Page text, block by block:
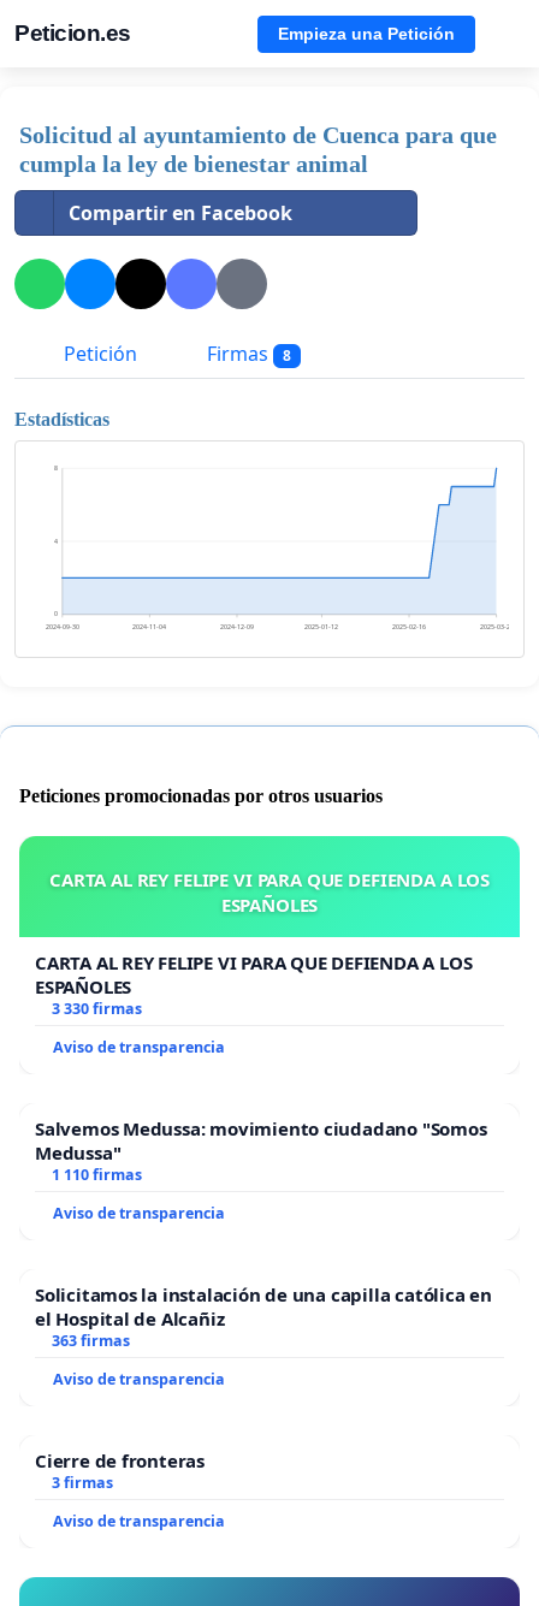
Peticion.es Empieza una Petición
Solicitud al ayuntamiento de Cuenca para que
cumpla la ley de bienestar animal
Compartir en Facebook
Petición Firmas 8
Estadísticas
0
4
8
2024-09-30 2024-11-04 2024-12-09 2025-01-12 2025-02-16 2025-03-23
Peticiones promocionadas por otros usuarios
CARTA AL REY FELIPE VI PARA QUE DEFIENDA A LOS
ESPAÑOLES
CARTA AL REY FELIPE VI PARA QUE DEFIENDA A LOS
ESPAÑOLES
3 330 firmas
Aviso de transparencia
Salvemos Medussa: movimiento ciudadano "Somos
Medussa"
1 110 firmas
Aviso de transparencia
Solicitamos la instalación de una capilla católica en
el Hospital de Alcañiz
363 firmas
Aviso de transparencia
Cierre de fronteras
3 firmas
Aviso de transparencia